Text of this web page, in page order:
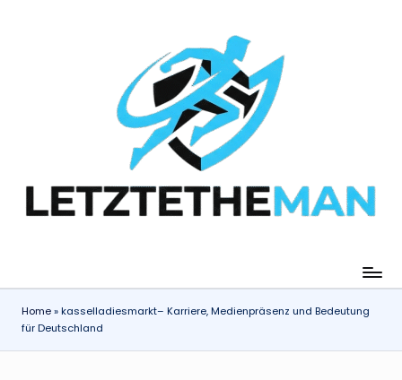
Home»kasselladiesmarkt– Karriere, Medienpräsenz und Bedeutung
für Deutschland